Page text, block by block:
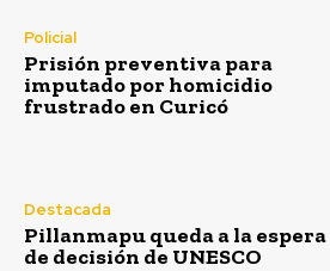
Policial
Prisión preventiva para
imputado por homicidio
frustrado en Curicó
Destacada
Pillanmapu queda a la espera
de decisión de UNESCO